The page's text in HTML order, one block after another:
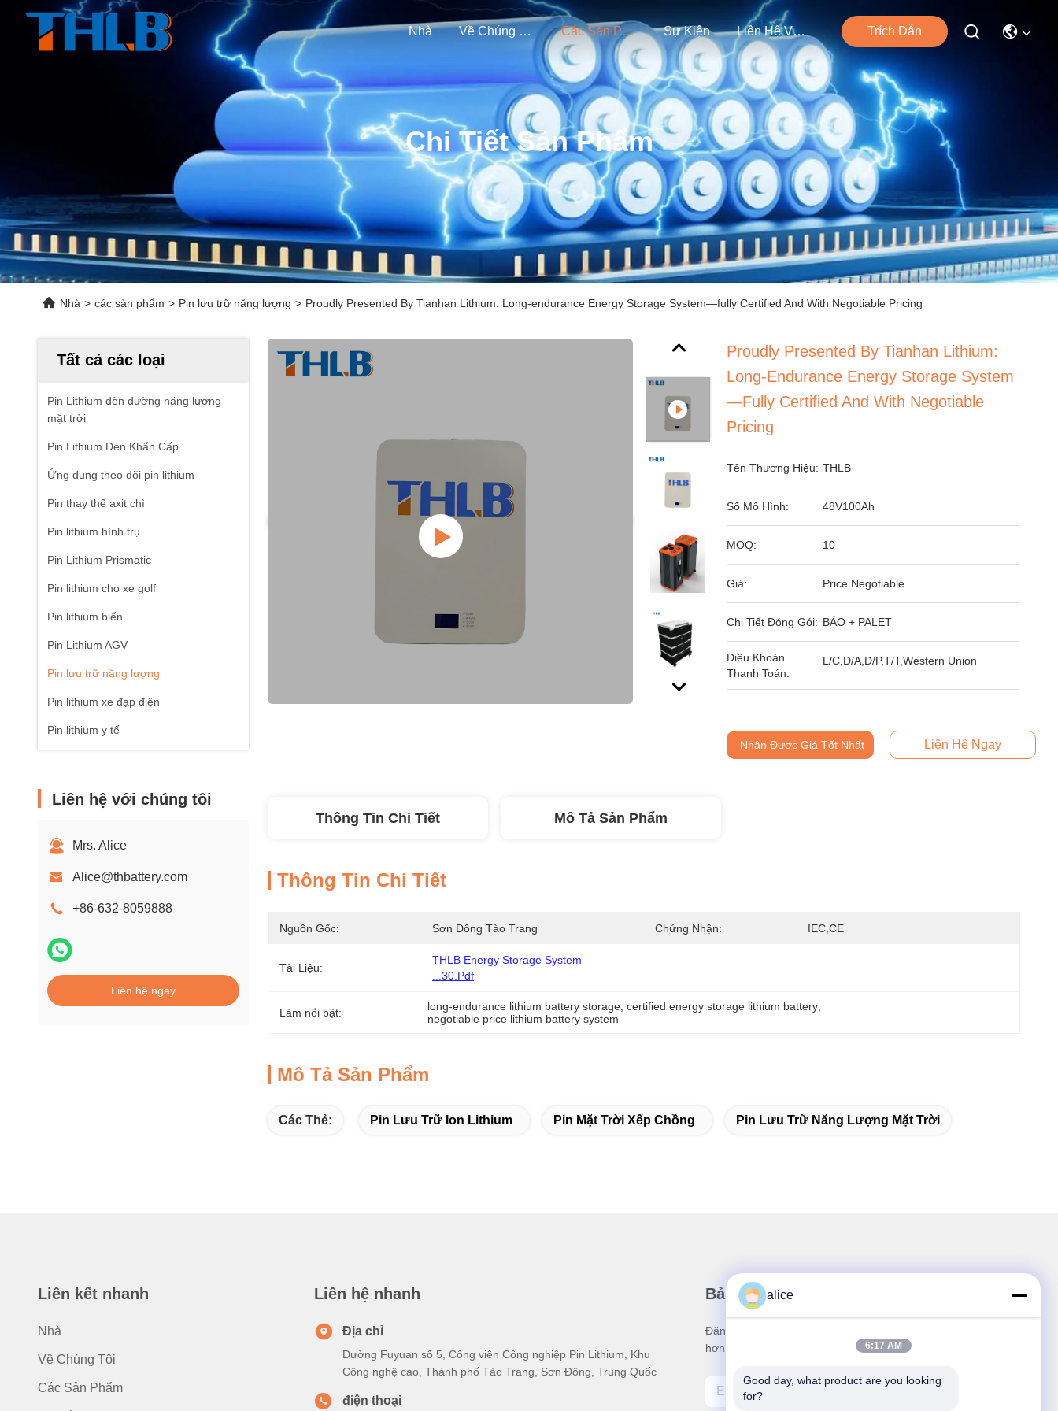
Nhà Về Chúng Tôi Các Sản Phẩm Sự Kiện Liên Hệ Với Chúng Tôi Trích Dẫn
Chi Tiết Sản Phẩm
Nhà > các sản phẩm > Pin lưu trữ năng lượng > Proudly Presented By Tianhan Lithium: Long-endurance Energy Storage System—fully Certified And With Negotiable Pricing
Tất cả các loại
Pin Lithium đèn đường năng lượng
mặt trời
Pin Lithium Đèn Khẩn Cấp
Ứng dụng theo dõi pin lithium
Pin thay thế axit chì
Pin lithium hình trụ
Pin Lithium Prismatic
Pin lithium cho xe golf
Pin lithium biển
Pin Lithium AGV
Pin lưu trữ năng lượng
Pin lithium xe đạp điện
Pin lithium y tế
Liên hệ với chúng tôi
Mrs. Alice
Alice@thbattery.com
+86-632-8059888
Liên hệ ngay
Proudly Presented By Tianhan Lithium:
Long-Endurance Energy Storage System
—fully Certified And With Negotiable
Pricing
Tên Thương Hiệu: THLB
Số Mô Hình: 48V100Ah
MOQ: 10
Giá: Price Negotiable
Chi Tiết Đóng Gói: BÁO + PALET
Điều Khoản
Thanh Toán:
L/C,D/A,D/P,T/T,Western Union
Nhận Được Giá Tốt Nhất Liên Hệ Ngay
Thông Tin Chi Tiết Mô Tả Sản Phẩm
Thông Tin Chi Tiết
Nguồn Gốc: Sơn Đông Tào Trang Chứng Nhận: IEC,CE
Tài Liệu:
THLB Energy Storage System
...30.pdf
Làm nổi bật: long-endurance lithium battery storage , certified energy storage lithium battery
negotiable price lithium battery system
Mô Tả Sản Phẩm
Các Thẻ: Pin Lưu Trữ Ion Lithium Pin Mặt Trời Xếp Chồng Pin Lưu Trữ Năng Lượng Mặt Trời
Liên kết nhanh
Nhà
Về Chúng Tôi
Các Sản Phẩm
Liên hệ nhanh
Địa chỉ
Đường Fuyuan số 5, Công viên Công nghiệp Pin Lithium, Khu
Công nghệ cao, Thành phố Tảo Trang, Sơn Đông, Trung Quốc
điện thoại
Bản tin của chúng tôi
Đăng ký nhận bản tin của chúng tôi để được giảm giá và nhiều
hơn nữa.
alice
6:17 AM
Good day, what product are you looking
for?